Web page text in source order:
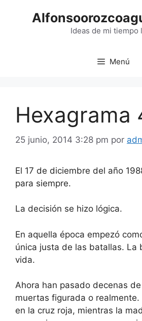
Ideas de mi tiempo
Menú
Hexagrama
25 junio, 2014 3:28 pm por
El 17 de diciembre del año
para siempre.
La decisión se hizo lógica.
En aquella época empezó
única justa de las batallas. La
vida.
Ahora han pasado decenas
muertas figurada o
en la cruz roja, mientras la